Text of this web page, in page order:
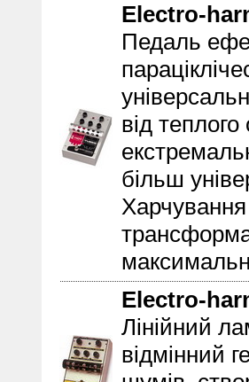
Electro-
Педаль
від
більш
Electro-
Лінійний
відмінний